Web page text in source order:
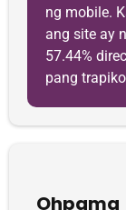
ng mobile.
ang site ay
57.44%
pang
Ohpama